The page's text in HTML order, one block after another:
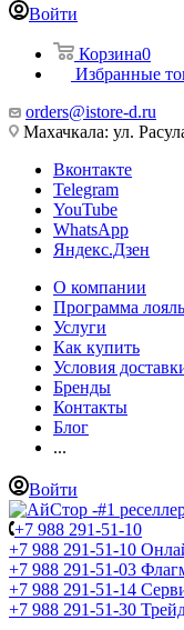
Войти
Корзина0
Избранные
orders@istore-d.ru
Махачкала: ул.
Вконтакте
Telegram
YouTube
WhatsApp
Яндекс.Дзен
О компании
Программа
Услуги
Как купить
Условия
Бренды
Контакты
Блог
...
Войти
+7 988 291-51-10
+7 988 291-51-10
+7 988 291-51-03
+7 988 291-51-14
+7 988 291-51-30